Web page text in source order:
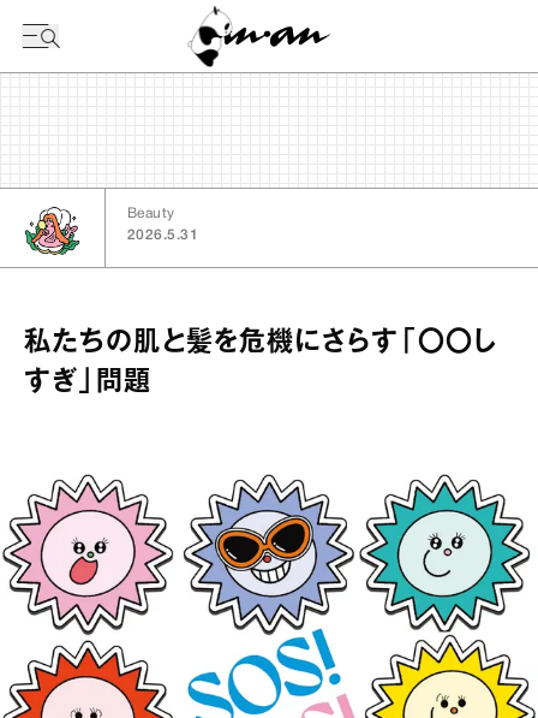
Beauty
2026.5.31
私たちの肌と髪を危機にさらす「〇〇し
すぎ」問題